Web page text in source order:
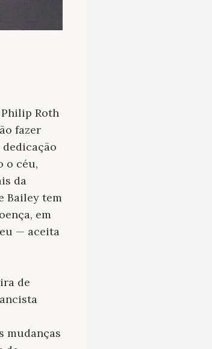
Roth
fazer
o céu,
da
Bailey tem
em
— aceita
de
mudanças